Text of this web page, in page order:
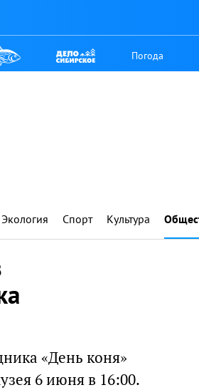
Погода
Экология Спорт Культура
«День коня»
6 июня в 16:00.